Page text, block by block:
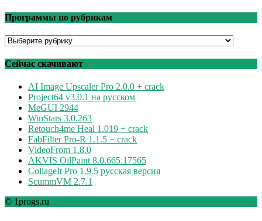
Программы по рубрикам
Программы
рубрикам
Сейчас скачивают
AI Image Upscaler Pro 2.0.0 + crack
Project64 v3.0.1 на русском
MeGUI 2944
WinStars 3.0.263
Retouch4me Heal 1.019 + crack
FabFilter Pro-R 1.1.5 + crack
VideoFrom 1.8.0
AKVIS OilPaint 8.0.665.17565
CollageIt Pro 1.9.5 русская версия
ScummVM 2.7.1
© 1progs.ru